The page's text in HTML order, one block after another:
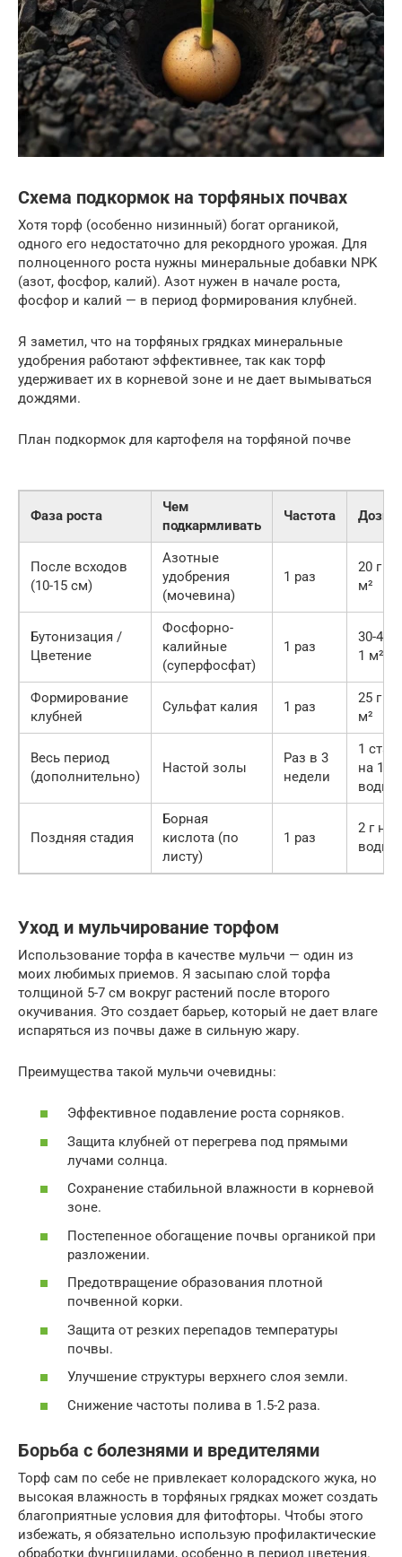
Схема подкормок на торфяных почвах
Хотя торф (особенно низинный) богат органикой,
одного его недостаточно для рекордного урожая. Для
полноценного роста нужны минеральные добавки NPK
(азот, фосфор, калий). Азот нужен в начале роста,
фосфор и калий — в период формирования клубней.
Я заметил, что на торфяных грядках минеральные
удобрения работают эффективнее, так как торф
удерживает их в корневой зоне и не дает вымываться
дождями.
План подкормок для картофеля на торфяной почве
Фаза роста
Чем
подкармливать
Частота
После всходов
(10-15 см)
Азотные
удобрения
(мочевина)
1 раз
20 г
м²
Бутонизация /
Цветение
Фосфорно-
калийные
(суперфосфат)
1 раз
30-40
1 м²
Формирование
клубней
Сульфат калия 1 раз
25 г
м²
Весь период
(дополнительно)
Настой золы
Раз в 3
недели
1
на 10 л
воды
Поздняя стадия
Борная
кислота (по
листу)
1 раз
2 г на
воды
Уход и мульчирование торфом
Использование торфа в качестве мульчи — один из
моих любимых приемов. Я засыпаю слой торфа
толщиной 5-7 см вокруг растений после второго
окучивания. Это создает барьер, который не дает влаге
испаряться из почвы даже в сильную жару.
Преимущества такой мульчи очевидны:
Эффективное подавление роста сорняков.
Защита клубней от перегрева под прямыми
лучами солнца.
Сохранение стабильной влажности в корневой
зоне.
Постепенное обогащение почвы органикой при
разложении.
Предотвращение образования плотной
почвенной корки.
Защита от резких перепадов температуры
почвы.
Улучшение структуры верхнего слоя земли.
Снижение частоты полива в 1.5-2 раза.
Борьба с болезнями и вредителями
Торф сам по себе не привлекает колорадского жука, но
высокая влажность в торфяных грядках может создать
благоприятные условия для фитофторы. Чтобы этого
избежать, я обязательно использую профилактические
обработки фунгицидами, особенно в период цветения.